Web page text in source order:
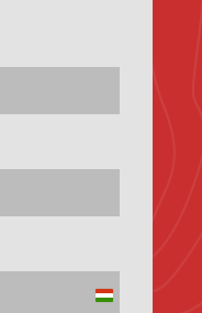
Hungary